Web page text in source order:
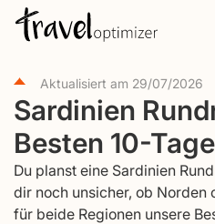
Aktualisiert am 29/07/2026
Sardinien
Besten 10-
Du planst eine Sardinien
dir noch unsicher, ob Norden
für beide Regionen unsere